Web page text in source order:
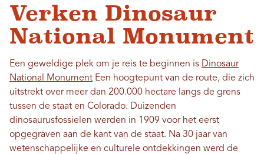
Verken Dinosaur
National Monument
Een geweldige plek om je reis te beginnen is Dinosaur
National Monument Een hoogtepunt van de route, die zich
uitstrekt over meer dan 200.000 hectare langs de grens
tussen de staat en Colorado. Duizenden
dinosaurusfossielen werden in 1909 voor het eerst
opgegraven aan de kant van de staat. Na 30 jaar van
wetenschappelijke en culturele ontdekkingen werd de